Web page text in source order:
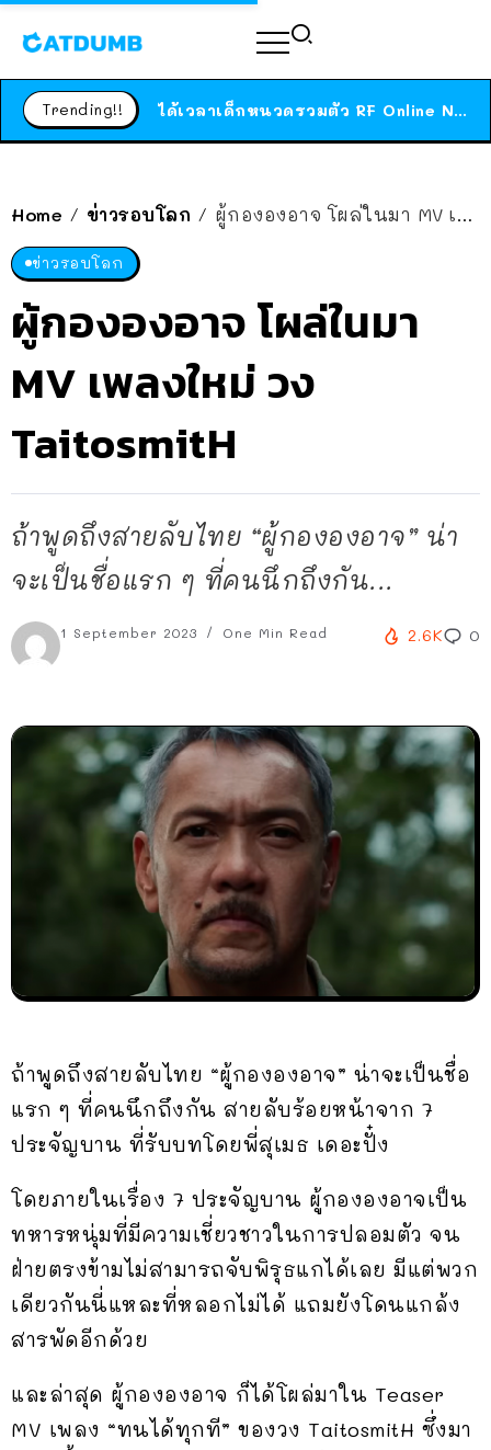
Trending!! ได้เวลาเด็กหนวดรวมตัว RF Online Next เปิดให้เล่นแล้ว เกม Sci-Fi MMORPG ระดับตำนาน เล่นได้ทั้งมือถือและ PC
Home / ข่าวรอบโลก / ผู้กององอาจ โผล่ในมา MV เพลงใหม่ วง TaitosmitH
ข่าวรอบโลก
ผู้กององอาจ โผล่ในมา
MV เพลงใหม่ วง
TaitosmitH
ถ้าพูดถึงสายลับไทย “ผู้กององอาจ” น่า
จะเป็นชื่อแรก ๆ ที่คนนึกถึงกัน...
1 September 2023 One Min Read 2.6K 0
ถ้าพูดถึงสายลับไทย “ผู้กององอาจ” น่าจะเป็นชื่อ
แรก ๆ ที่คนนึกถึงกัน สายลับร้อยหน้าจาก 7
ประจัญบาน ที่รับบทโดยพี่สุเมธ เดอะปั๋ง
โดยภายในเรื่อง 7 ประจัญบาน ผู้กององอาจเป็น
ทหารหนุ่มที่มีความเชี่ยวชาวในการปลอมตัว จน
ฝ่ายตรงข้ามไม่สามารถจับพิรุธแกได้เลย มีแต่พวก
เดียวกันนี่แหละที่หลอกไม่ได้ แถมยังโดนแกล้ง
สารพัดอีกด้วย
และล่าสุด ผู้กององอาจ ก็ได้โผล่มาใน Teaser
MV เพลง “ทนได้ทุกที” ของวง TaitosmitH ซึ่งมา